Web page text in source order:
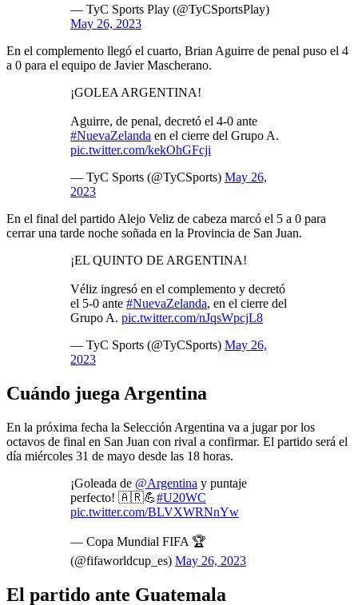
— TyC Sports Play (@TyCSportsPlay)
May 26, 2023
En el complemento llegó el cuarto, Brian Aguirre de penal puso el 4
a 0 para el equipo de Javier Mascherano.
¡GOLEA ARGENTINA!
Aguirre, de penal, decretó el 4-0 ante
#NuevaZelanda en el cierre del Grupo A.
pic.twitter.com/kekOhGFcji
— TyC Sports (@TyCSports) May 26,
2023
En el final del partido Alejo Veliz de cabeza marcó el 5 a 0 para
cerrar una tarde noche soñada en la Provincia de San Juan.
¡EL QUINTO DE ARGENTINA!
Véliz ingresó en el complemento y decretó
el 5-0 ante #NuevaZelanda, en el cierre del
Grupo A. pic.twitter.com/nJqsWpcjL8
— TyC Sports (@TyCSports) May 26,
2023
Cuándo juega Argentina
En la próxima fecha la Selección Argentina va a jugar por los
octavos de final en San Juan con rival a confirmar. El partido será el
día miércoles 31 de mayo desde las 18 horas.
¡Goleada de @Argentina y puntaje
perfecto! 🇦🇷💪#U20WC
pic.twitter.com/BLVXWRNnYw
— Copa Mundial FIFA 🏆
(@fifaworldcup_es) May 26, 2023
El partido ante Guatemala